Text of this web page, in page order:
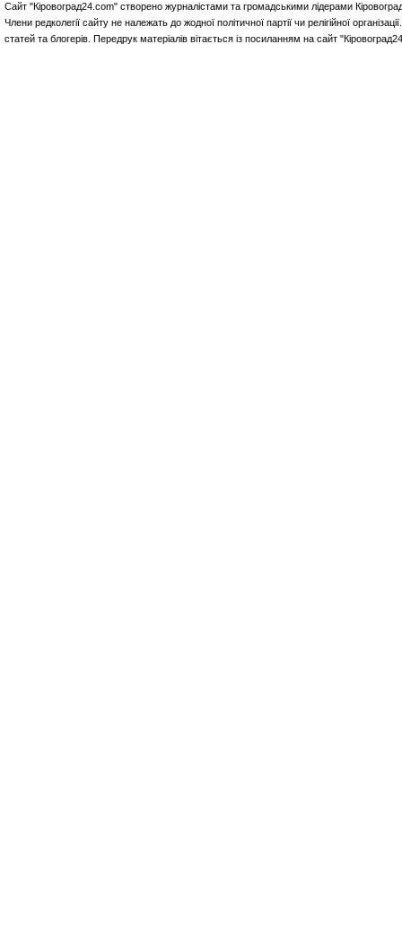
Сайт "Кіровоград24.com" створено журналістами та громадськими лідерами
Члени редколегії сайту не належать до жодної політичної партії чи релігійної
статей та блогерів. Передрук матеріалів вітається із посиланням на сайт